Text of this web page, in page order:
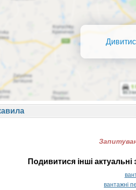
Подивитися інші
вантажні